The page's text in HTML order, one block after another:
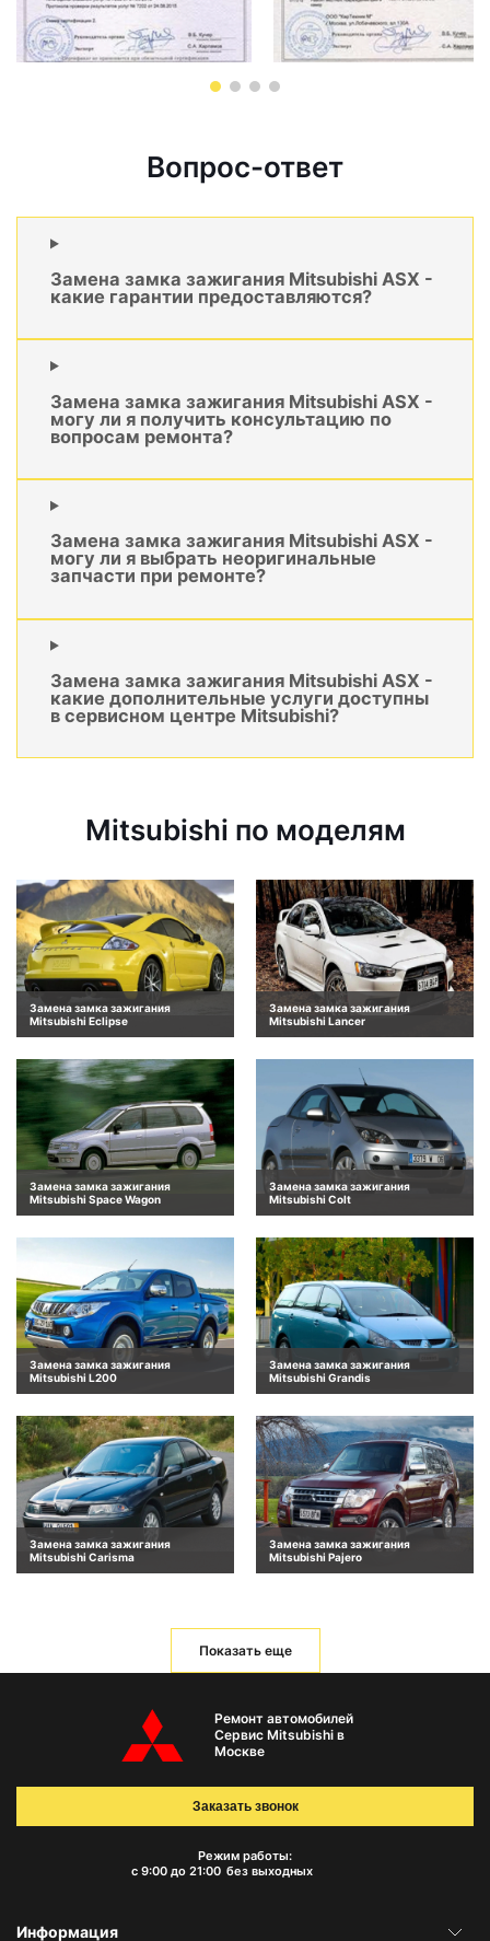
Вопрос-ответ
Замена замка зажигания Mitsubishi ASX -
какие гарантии предоставляются?
Замена замка зажигания Mitsubishi ASX -
могу ли я получить консультацию по
вопросам ремонта?
Замена замка зажигания Mitsubishi ASX -
могу ли я выбрать неоригинальные
запчасти при ремонте?
Замена замка зажигания Mitsubishi ASX -
какие дополнительные услуги доступны
в сервисном центре Mitsubishi?
Mitsubishi по моделям
Замена замка зажигания
Mitsubishi Eclipse
Замена замка зажигания
Mitsubishi Lancer
Замена замка зажигания
Mitsubishi Space Wagon
Замена замка зажигания
Mitsubishi Colt
Замена замка зажигания
Mitsubishi L200
Замена замка зажигания
Mitsubishi Grandis
Замена замка зажигания
Mitsubishi Carisma
Замена замка зажигания
Mitsubishi Pajero
Показать еще
Ремонт автомобилей
Сервис Mitsubishi в
Москве
Режим работы:
с 9:00 до 21:00 без выходных
Заказать звонок
Информация